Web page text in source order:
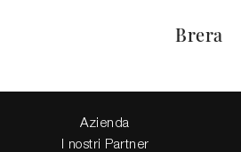
Brera
Azienda
I nostri Partner